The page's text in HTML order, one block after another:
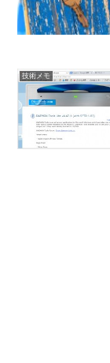
技術メモ